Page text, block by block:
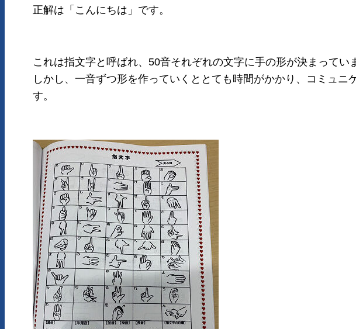
正解は「こんにちは」です。
これは指文字と呼ばれ、50音それぞれの文字に手の形が決まって
しかし、一音ずつ形を作っていくととても時間がかかり、コミュ
す。